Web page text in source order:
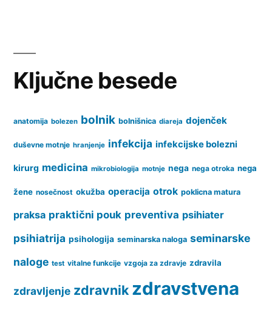
Ključne besede
anatomija bolezen bolnik bolnišnica diareja dojenček
duševne motnje hranjenje infekcija infekcijske bolezni
kirurg medicina mikrobiologija motnje nega nega otroka nega
žene nosečnost okužba operacija otrok poklicna matura
praksa praktični pouk preventiva psihiater
psihiatrija psihologija seminarska naloga seminarske
naloge test vitalne funkcije vzgoja za zdravje zdravila
zdravljenje zdravnik zdravstvena